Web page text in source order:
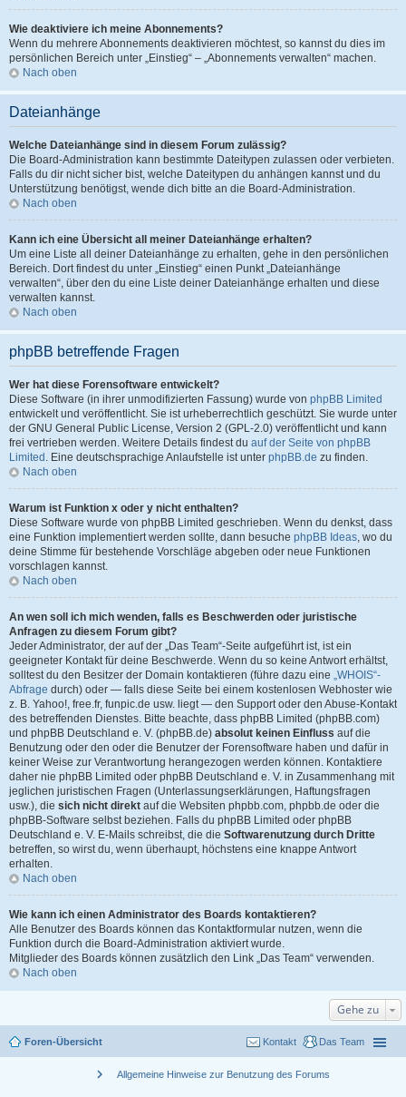
Wie deaktiviere ich meine Abonnements?
Wenn du mehrere Abonnements deaktivieren möchtest, so kannst du dies im
persönlichen Bereich unter „Einstieg“ – „Abonnements verwalten“ machen.
Nach oben
Dateianhänge
Welche Dateianhänge sind in diesem Forum zulässig?
Die Board-Administration kann bestimmte Dateitypen zulassen oder verbieten.
Falls du dir nicht sicher bist, welche Dateitypen du anhängen kannst und du
Unterstützung benötigst, wende dich bitte an die Board-Administration.
Nach oben
Kann ich eine Übersicht all meiner Dateianhänge erhalten?
Um eine Liste all deiner Dateianhänge zu erhalten, gehe in den persönlichen
Bereich. Dort findest du unter „Einstieg“ einen Punkt „Dateianhänge
verwalten“, über den du eine Liste deiner Dateianhänge erhalten und diese
verwalten kannst.
Nach oben
phpBB betreffende Fragen
Wer hat diese Forensoftware entwickelt?
Diese Software (in ihrer unmodifizierten Fassung) wurde von phpBB Limited
entwickelt und veröffentlicht. Sie ist urheberrechtlich geschützt. Sie wurde unter
der GNU General Public License, Version 2 (GPL-2.0) veröffentlicht und kann
frei vertrieben werden. Weitere Details findest du auf der Seite von phpBB
Limited . Eine deutschsprachige Anlaufstelle ist unter phpBB.de zu finden.
Nach oben
Warum ist Funktion x oder y nicht enthalten?
Diese Software wurde von phpBB Limited geschrieben. Wenn du denkst, dass
eine Funktion implementiert werden sollte, dann besuche phpBB Ideas, wo du
deine Stimme für bestehende Vorschläge abgeben oder neue Funktionen
vorschlagen kannst.
Nach oben
An wen soll ich mich wenden, falls es Beschwerden oder juristische
Anfragen zu diesem Forum gibt?
Jeder Administrator, der auf der „Das Team“-Seite aufgeführt ist, ist ein
geeigneter Kontakt für deine Beschwerde. Wenn du so keine Antwort erhältst,
solltest du den Besitzer der Domain kontaktieren (führe dazu eine „WHOIS“-
Abfrage durch) oder — falls diese Seite bei einem kostenlosen Webhoster wie
z. B. Yahoo!, free.fr, funpic.de usw. liegt — den Support oder den Abuse-Kontakt
des betreffenden Dienstes. Bitte beachte, dass phpBB Limited (phpBB.com)
und phpBB Deutschland e. V. (phpBB.de) absolut keinen Einfluss auf die
Benutzung oder den oder die Benutzer der Forensoftware haben und dafür in
keiner Weise zur Verantwortung herangezogen werden können. Kontaktiere
daher nie phpBB Limited oder phpBB Deutschland e. V. in Zusammenhang mit
jeglichen juristischen Fragen (Unterlassungserklärungen, Haftungsfragen
usw.), die sich nicht direkt auf die Websiten phpbb.com, phpbb.de oder die
phpBB-Software selbst beziehen. Falls du phpBB Limited oder phpBB
Deutschland e. V. E-Mails schreibst, die die Softwarenutzung durch Dritte
betreffen, so wirst du, wenn überhaupt, höchstens eine knappe Antwort
erhalten.
Nach oben
Wie kann ich einen Administrator des Boards kontaktieren?
Alle Benutzer des Boards können das Kontaktformular nutzen, wenn die
Funktion durch die Board-Administration aktiviert wurde.
Mitglieder des Boards können zusätzlich den Link „Das Team“ verwenden.
Nach oben
Gehe zu
Foren-Übersicht Das Team
Kontakt
chevron_right Allgemeine Hinweise zur Benutzung des Forums